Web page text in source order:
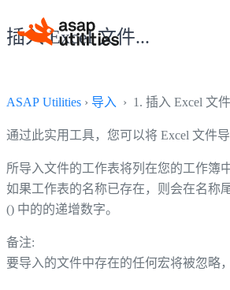
插入 Excel 文件...
ASAP Utilities › 导入 › 1. 插入 Excel 文
通过此实用工具，您可以将 Excel 文件
所导入文件的工作表将列在您的工作簿
如果工作表的名称已存在，则会在名称
() 中的的递增数字。
备注:
要导入的文件中存在的任何宏将被忽略